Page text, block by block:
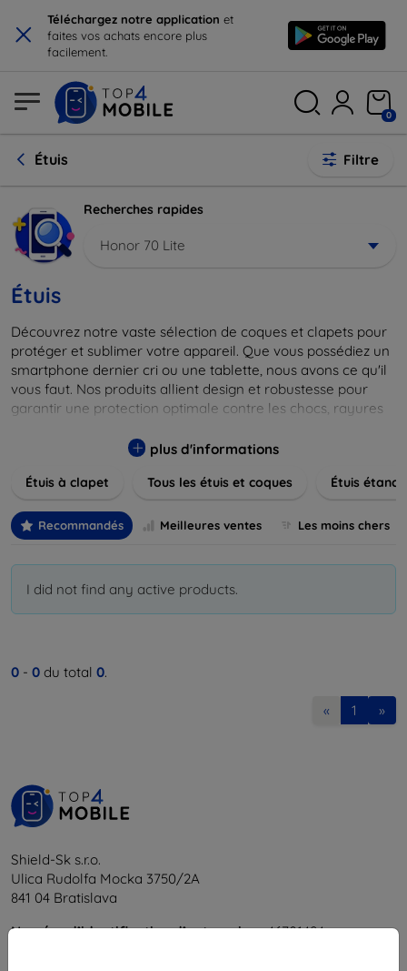
× Téléchargez notre application et
faites vos achats encore plus
facilement.
0
Étuis Filtre
Recherches rapides
Honor 70 Lite
Étuis
Découvrez notre vaste sélection de coques et clapets pour
protéger et sublimer votre appareil. Que vous possédiez un
smartphone dernier cri ou une tablette, nous avons ce qu'il
vous faut. Nos produits allient design et robustesse pour
garantir une protection optimale contre les chocs, rayures
allant des modèles élégants et minimalistes aux designs
matériaux de haute qualité, y compris le cuir, le silicone, et
parfait pour exprimer votre style tout en assurant la
durabilité de votre appareil.
plus d'informations
Étuis à clapet Tous les étuis et coques Étuis
Recommandés Meilleures ventes Les moins chers
I did not find any active products.
0 - 0 du total 0.
« 1 »
Shield-Sk s.r.o.
Ulica Rudolfa Mocka 3750/2A
841 04 Bratislava
Numéro d’identification d’entreprise :46701494